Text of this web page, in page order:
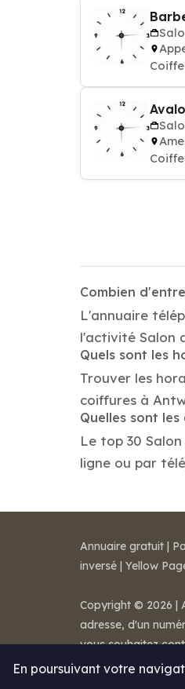
Combien
L'annuaire
l'activité Salon
Quels sont les
Trouver les
coiffures à
Quelles sont
Le top 30
ligne ou par
En poursuivant votre
Annuaire gratuit |
inversé | Yellow
Copyright © 2026 |
adresse, d'un
vous souhaitez
Mentions légales-